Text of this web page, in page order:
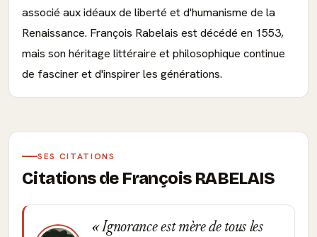
associé aux idéaux de liberté et d'humanisme de la
Renaissance. François Rabelais est décédé en 1553,
mais son héritage littéraire et philosophique continue
de fasciner et d'inspirer les générations.
SES CITATIONS
Citations de François RABELAIS
Ignorance est mère de tous les